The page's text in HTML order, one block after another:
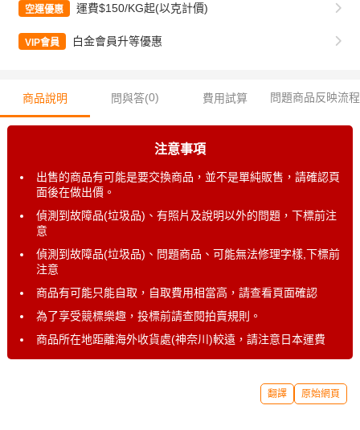
空運優惠 運費$150/KG起(以克計價)
VIP會員 白金會員升等優惠
商品說明 問與答(0) 費用試算 問題商品反映流程
注意事項
出售的商品有可能是要交換商品，並不是單純販售，請確認頁
面後在做出價。
偵測到故障品(垃圾品)、有照片及說明以外的問題，下標前注
意
偵測到故障品(垃圾品)、問題商品、可能無法修理字樣,下標前
注意
商品有可能只能自取，自取費用相當高，請查看頁面確認
為了享受競標樂趣，投標前請查閱拍賣規則。
商品所在地距離海外收貨處(神奈川)較遠，請注意日本運費
翻譯 原始網頁